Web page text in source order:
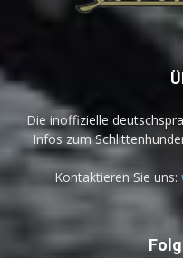
Die inoffizielle
Infos zum
Kontaktieren Sie uns: